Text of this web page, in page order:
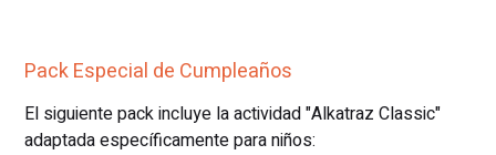
Pack Especial de Cumpleaños
El siguiente pack incluye la actividad "Alkatraz Classic"
adaptada específicamente para niños: